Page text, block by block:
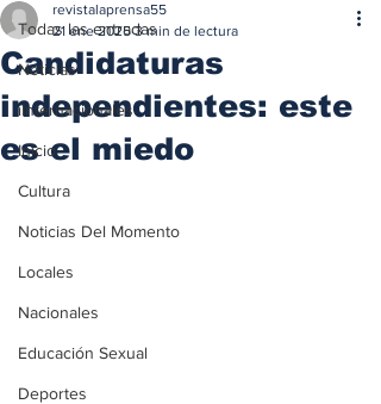
Todas las entradas
Noticias
iInternacionales
Inicio
Cultura
Noticias Del Momento
Locales
Nacionales
Educación Sexual
Deportes
Candidaturas
independientes: este
es el miedo
revistalaprensa55
21 ene 2025 3 min de lectura